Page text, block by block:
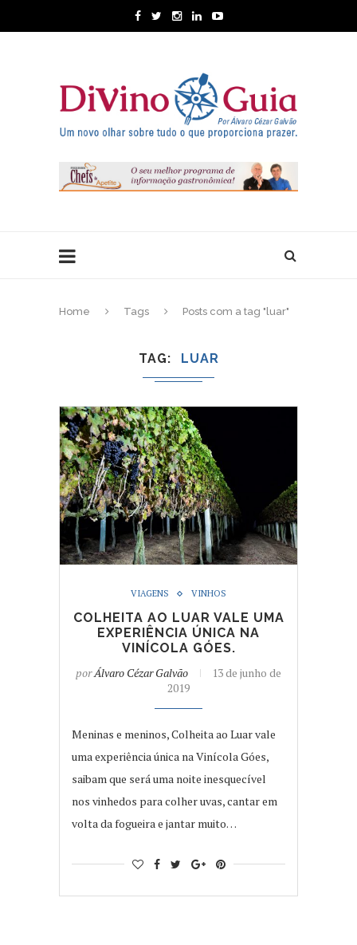
Home Tags Posts com a tag "luar"
TAG LUAR
VIAGENS VINHOS
COLHEITA AO LUAR VALE UMA
EXPERIÊNCIA ÚNICA NA
VINÍCOLA GÓES.
porÁlvaro Cézar Galvão
13 de junho de
2019
Meninas e meninos, Colheita ao Luar vale
uma experiência única na Vinícola Góes,
saibam que será uma noite inesquecível
nos vinhedos para colher uvas, cantar em
volta da fogueira e jantar muito…